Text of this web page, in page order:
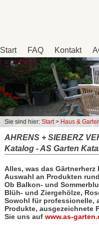
Start FAQ Kontakt
Sie sind hier: Start> Haus &
AHRENS + SIEBERZ
Katalog - AS Garten
Alles, was das
Auswahl an Produkten
Ob Balkon- und
Blüh- und Ziergehölze,
Sowohl für professionelle,
Produkte, ausgezeichnete
Sie uns auf www.as-